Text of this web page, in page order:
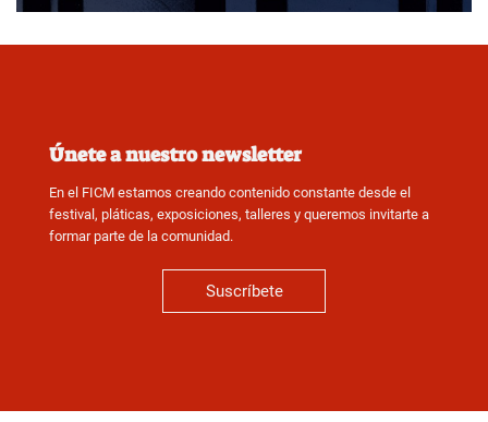
Únete a nuestro newsletter
En el FICM estamos creando contenido constante desde el
festival, pláticas, exposiciones, talleres y queremos invitarte a
formar parte de la comunidad.
Suscríbete